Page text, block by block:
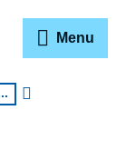
Menu